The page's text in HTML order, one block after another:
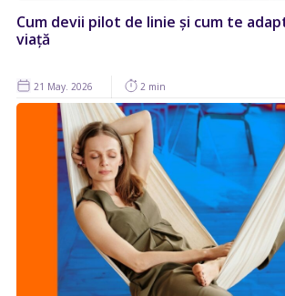
Cum devii pilot de linie și cum te
viață
21 May. 2026 2 min